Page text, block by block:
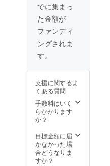
でに集まっ
た金額が
ファンディ
ングされま
す。
支援に関するよ
くある質問
手数料はいく
らかかります
か？
目標金額に届
かなかった場
合どうなりま
すか？